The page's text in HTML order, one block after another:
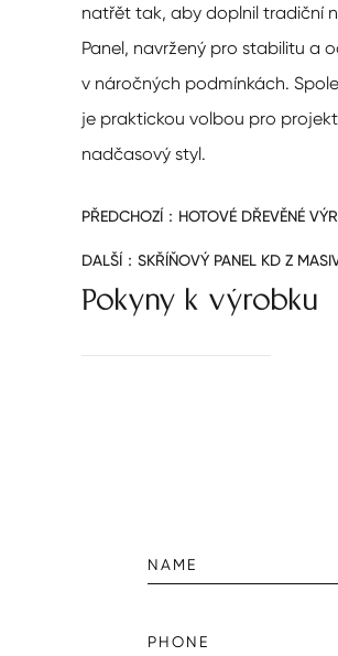
natřět tak, aby doplnil tradiční
Panel, navržený pro stabilitu a
v náročných podmínkách.
je praktickou volbou pro
nadčasový styl.
PŘEDCHOZÍ： HOTOVÉ DŘEVĚNÉ
DALŠÍ： SKŘÍŇOVÝ PANEL KD Z
Pokyny k výrobku